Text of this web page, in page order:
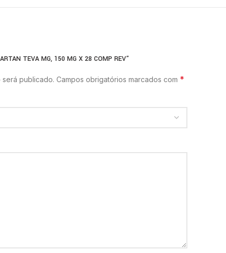
TEVA MG, 150 MG X 28 COMP REV”
publicado. Campos obrigatórios marcados com *